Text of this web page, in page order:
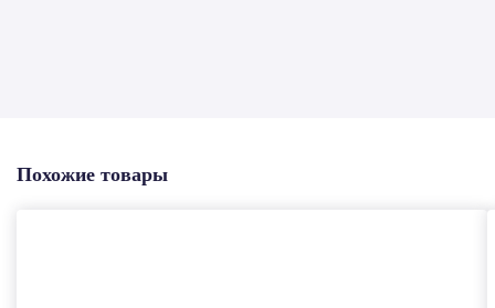
Похожие товары